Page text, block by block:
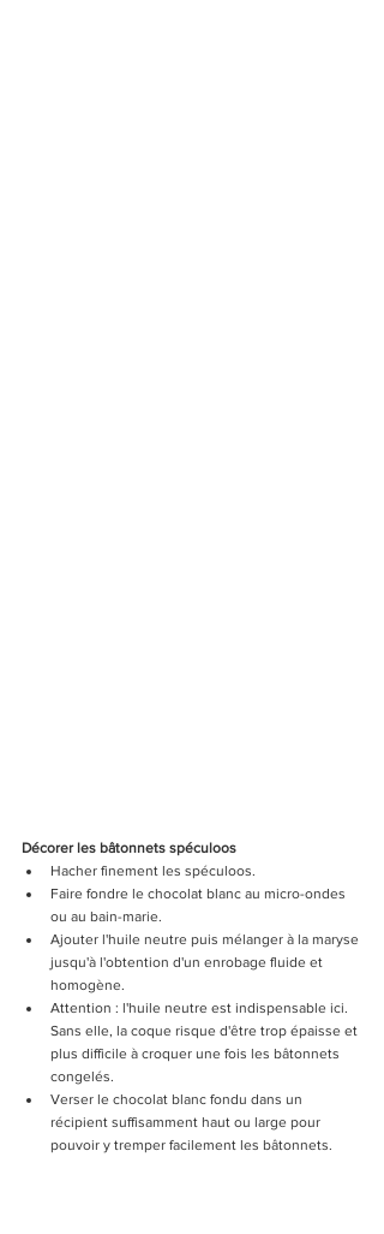
Décorer les bâtonnets spéculoos
Hacher finement les spéculoos.
Faire fondre le chocolat blanc au micro-ondes
ou au bain-marie.
Ajouter l'huile neutre puis mélanger à la maryse
jusqu'à l'obtention d'un enrobage fluide et
homogène.
Attention : l'huile neutre est indispensable ici.
Sans elle, la coque risque d'être trop épaisse et
plus difficile à croquer une fois les bâtonnets
congelés.
Verser le chocolat blanc fondu dans un
récipient suffisamment haut ou large pour
pouvoir y tremper facilement les bâtonnets.